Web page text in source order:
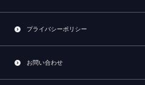
プライバシーポリシー
お問い合わせ